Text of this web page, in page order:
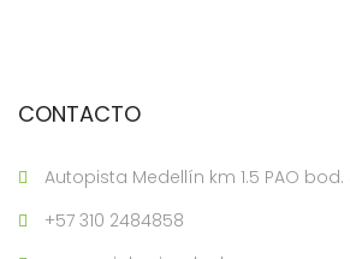
CONTACTO
Autopista Medellín km 1.5 PAO
+57 310 2484858